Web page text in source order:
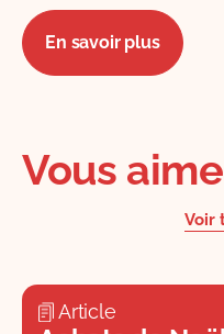
En savoir plus
Vous
Voir
Article